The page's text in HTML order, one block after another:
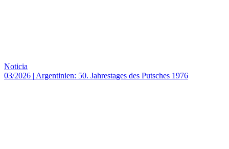
Noticia
03/2026 | Argentinien: 50. Jahrestages des Putsches 1976